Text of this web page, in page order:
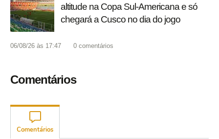
altitude na Copa Sul-Americana e só
chegará a Cusco no dia do jogo
06/08/26 às 17:47 0 comentários
Comentários